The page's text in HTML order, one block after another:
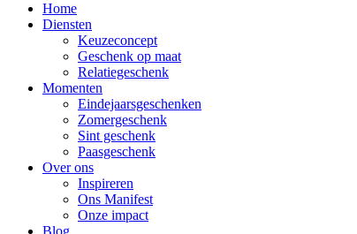
Home
Diensten
Keuzeconcept
Geschenk op maat
Relatiegeschenk
Momenten
Eindejaarsgeschenken
Zomergeschenk
Sint geschenk
Paasgeschenk
Over ons
Inspireren
Ons Manifest
Onze impact
Blog